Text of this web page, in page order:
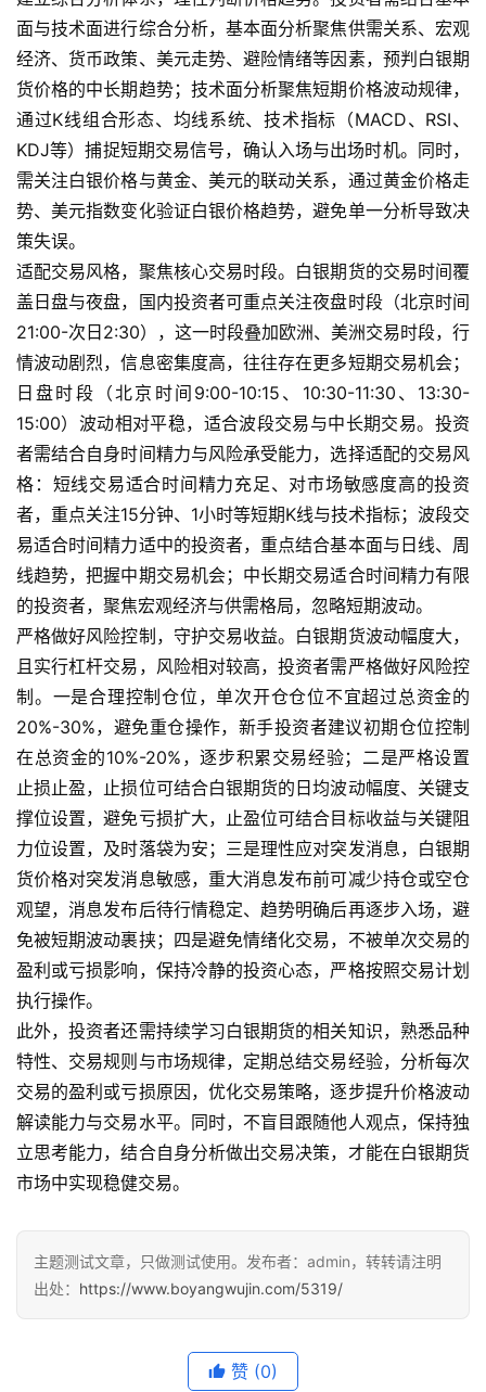
期
货
入
门
期
货
行
情
黄
金
期
货
面与技术面进行综合分析，基本面分析聚焦供需关系、宏观
经济、货币政策、美元走势、避险情绪等因素，预判白银期
货价格的中长期趋势；技术面分析聚焦短期价格波动规律，
通过K线组合形态、均线系统、技术指标（MACD、RSI、
KDJ等）捕捉短期交易信号，确认入场与出场时机。同时，
需关注白银价格与黄金、美元的联动关系，通过黄金价格走
势、美元指数变化验证白银价格趋势，避免单一分析导致决
策失误。
适配交易风格，聚焦核心交易时段。白银期货的交易时间覆
盖日盘与夜盘，国内投资者可重点关注夜盘时段（北京时间
21:00-次日2:30），这一时段叠加欧洲、美洲交易时段，行
情波动剧烈，信息密集度高，往往存在更多短期交易机会；
日盘时段（北京时间9:00-10:15、10:30-11:30、13:30-
15:00）波动相对平稳，适合波段交易与中长期交易。投资
者需结合自身时间精力与风险承受能力，选择适配的交易风
格：短线交易适合时间精力充足、对市场敏感度高的投资
者，重点关注15分钟、1小时等短期K线与技术指标；波段交
易适合时间精力适中的投资者，重点结合基本面与日线、周
线趋势，把握中期交易机会；中长期交易适合时间精力有限
的投资者，聚焦宏观经济与供需格局，忽略短期波动。
严格做好风险控制，守护交易收益。白银期货波动幅度大，
且实行杠杆交易，风险相对较高，投资者需严格做好风险控
制。一是合理控制仓位，单次开仓仓位不宜超过总资金的
20%-30%，避免重仓操作，新手投资者建议初期仓位控制
在总资金的10%-20%，逐步积累交易经验；二是严格设置
止损止盈，止损位可结合白银期货的日均波动幅度、关键支
撑位设置，避免亏损扩大，止盈位可结合目标收益与关键阻
力位设置，及时落袋为安；三是理性应对突发消息，白银期
货价格对突发消息敏感，重大消息发布前可减少持仓或空仓
观望，消息发布后待行情稳定、趋势明确后再逐步入场，避
免被短期波动裹挟；四是避免情绪化交易，不被单次交易的
盈利或亏损影响，保持冷静的投资心态，严格按照交易计划
执行操作。
此外，投资者还需持续学习白银期货的相关知识，熟悉品种
特性、交易规则与市场规律，定期总结交易经验，分析每次
交易的盈利或亏损原因，优化交易策略，逐步提升价格波动
解读能力与交易水平。同时，不盲目跟随他人观点，保持独
立思考能力，结合自身分析做出交易决策，才能在白银期货
市场中实现稳健交易。
主题测试文章，只做测试使用。发布者：admin，转转请注明
出处： https://www.boyangwujin.com/5319/
赞 (0)